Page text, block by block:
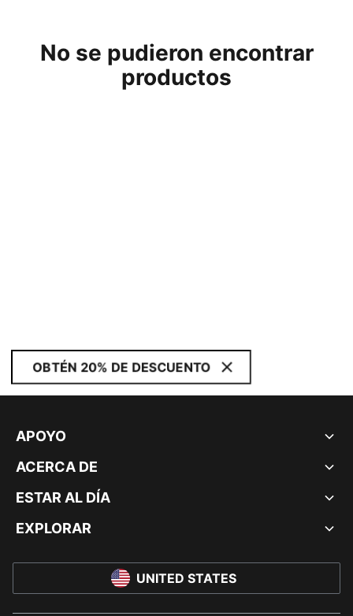
No se pudieron encontrar
productos
OBTÉN 20% DE DESCUENTO
APOYO
ACERCA DE
ESTAR AL DÍA
EXPLORAR
UNITED STATES